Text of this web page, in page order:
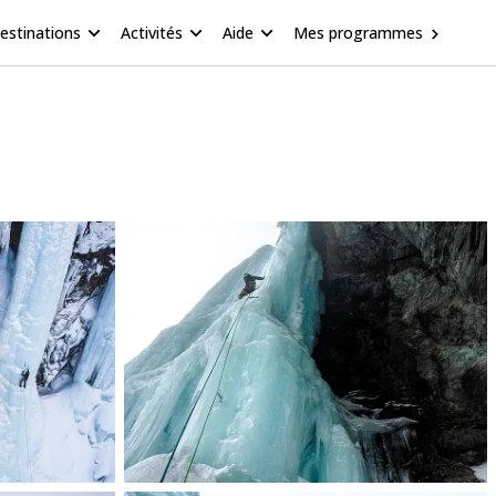
Activités Aide Mes programmes